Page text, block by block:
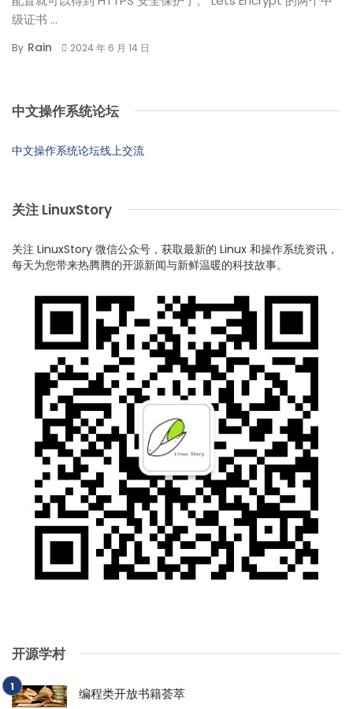
级证书 ...
By Rain 2024 年 6 月 14 日
中文操作系统论坛
中文操作系统论坛线上交流
关注 LinuxStory
关注 LinuxStory 微信公众号，获取最新的 Linux 和操作系统资讯，
每天为您带来热腾腾的开源新闻与新鲜温暖的科技故事。
开源学村
编程类开放书籍荟萃